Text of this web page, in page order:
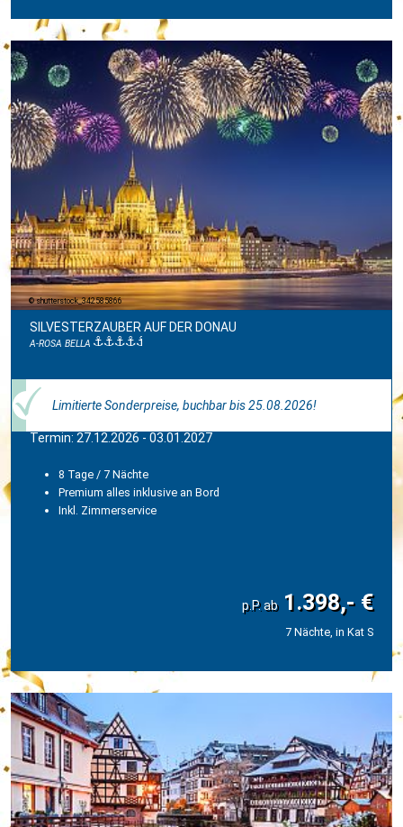
shutterstock_342585866
SILVESTERZAUBER AUF DER DONAU
A-ROSA BELLA
Limitierte Sonderpreise, buchbar bis 25.08.2026!
Termin: 27.12.2026 - 03.01.2027
8 Tage / 7 Nächte
Premium alles inklusive an Bord
Inkl. Zimmerservice
1.398,- €
7 Nächte, in Kat S